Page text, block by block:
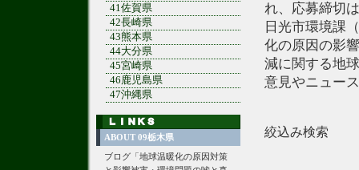
れ、応募締切
日光市環境課
化の原因の影
減に関する地
意見やニュー
絞込み検索
41佐賀県
42長崎県
43熊本県
44大分県
45宮崎県
46鹿児島県
47沖縄県
ABOUT 09栃木県
ブログ「地球温暖化の原因対策